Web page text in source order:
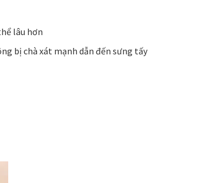
lâu hơn
bị chà xát mạnh dẫn đến sưng tấy